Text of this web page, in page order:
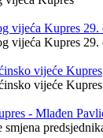
vijeća Kupres 29.
vijeća Kupres
vijeće Kupres
vijeće Kupres
- Mlađen
smjena